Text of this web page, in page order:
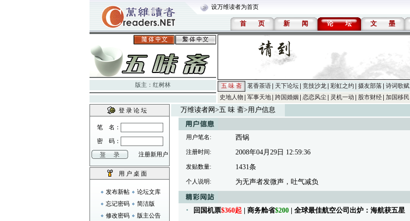
设万维读者为首页
首 页 新 闻 论 坛 文 墨
版主： 红树林 五 味 斋 茗香茶语 天下论坛 竞技沙龙 彩虹之约 摄友部落 诗词歌赋
史地人物
军事天地 跨国婚姻 恋恋风尘 灵机一动 股市财经 加国移民
登 录 论 坛
笔 名：
密 码：
注册新用户
用 户 桌 面
发布新帖
论坛文库
忘记密码
简洁版
修改密码
版主公告
万维读者网 >五 味 斋>用户信息
用户笔名: 西锅
注册时间: 2008年04月29日 12:59:36
发贴数量: 1431条
个人说明: 为无声者发微声，吐气减负
回国机票$360起 | 商务舱省$200 | 全球最佳航空公司出炉：海航获五星